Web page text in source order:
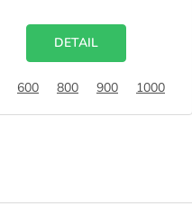
DETAIL
600 800 900 1000